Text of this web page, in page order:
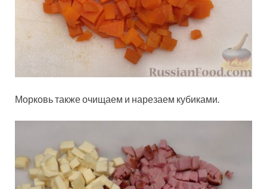
Морковь также очищаем и нарезаем кубиками.